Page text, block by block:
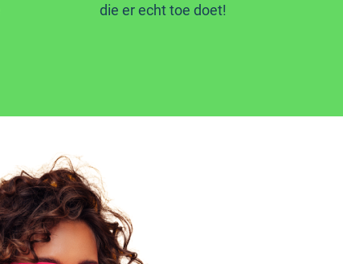
die er echt toe doet!